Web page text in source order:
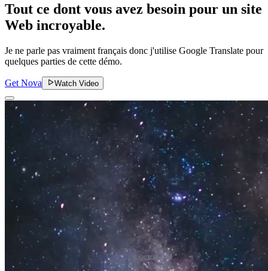
Tout ce dont vous avez besoin pour un site
Web incroyable.
Je ne parle pas vraiment français donc j'utilise Google Translate pour
quelques parties de cette démo.
Get Nova Watch Video